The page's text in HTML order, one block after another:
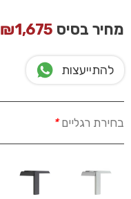
מחיר בסיס ₪1,675
להתייעצות
בחירת רגליים*